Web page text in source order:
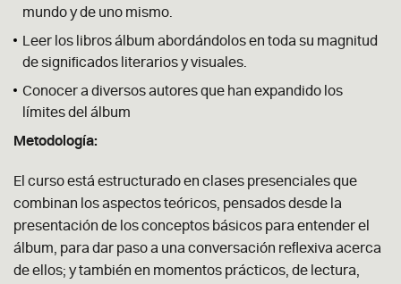
mundo y de uno mismo.
Leer los libros álbum abordándolos en toda su magnitud
de significados literarios y visuales.
Conocer a diversos autores que han expandido los
límites del álbum
Metodología:
El curso está estructurado en clases presenciales que
combinan los aspectos teóricos, pensados desde la
presentación de los conceptos básicos para entender el
álbum, para dar paso a una conversación reflexiva acerca
de ellos; y también en momentos prácticos, de lectura,